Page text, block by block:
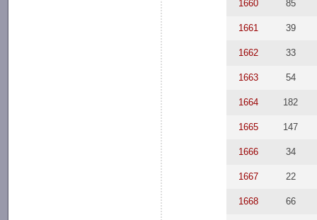
1660 85
1661 39
1662 33
1663 54
1664 182
1665 147
1666 34
1667 22
1668 66